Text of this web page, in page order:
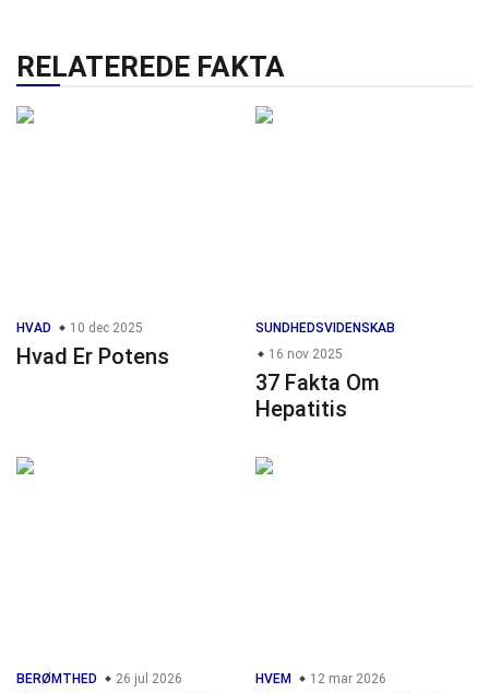
RELATEREDE FAKTA
HVAD 10 dec 2025
Hvad Er Potens
SUNDHEDSVIDENSKAB
16 nov 2025
37 Fakta Om
Hepatitis
BERØMTHED 26 jul 2026 HVEM 12 mar 2026